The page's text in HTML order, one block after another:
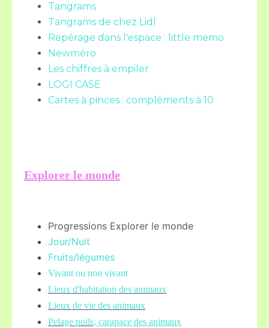
Tangrams
Tangrams de chez Lidl
Repérage dans l'espace : little memo
Newméro
Les chiffres à empiler
LOGI CASE
Cartes à pinces : compléments à 10
Explorer le monde
Progressions Explorer le monde
Jour/Nuit
Fruits/légumes
Vivant ou non vivant
Lieux d'habitation des animaux
Lieux de vie des animaux
Pelage poils, carapace des animaux